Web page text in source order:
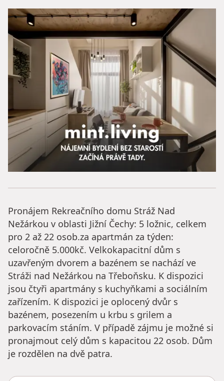
Pronájem Rekreačního domu Stráž Nad
Nežárkou v oblasti Jižní Čechy: 5 ložnic, celkem
pro 2 až 22 osob.za apartmán za týden:
celoročně 5.000kč. Velkokapacitní dům s
uzavřeným dvorem a bazénem se nachází ve
Stráži nad Nežárkou na Třeboňsku. K dispozici
jsou čtyři apartmány s kuchyňkami a sociálním
zařízením. K dispozici je oplocený dvůr s
bazénem, posezením u krbu s grilem a
parkovacím stáním. V případě zájmu je možné si
pronajmout celý dům s kapacitou 22 osob. Dům
je rozdělen na dvě patra.